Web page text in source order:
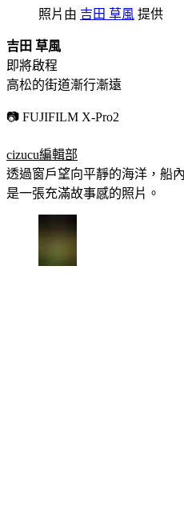
照片由 吉田 草風 提供
吉田 草風
即將啟程
高松的街道漸行漸遠
📷 FUJIFILM X-Pro2
cizucu編輯部
透過窗戶望向平靜的海洋，船
是一張充滿故事感的照片。